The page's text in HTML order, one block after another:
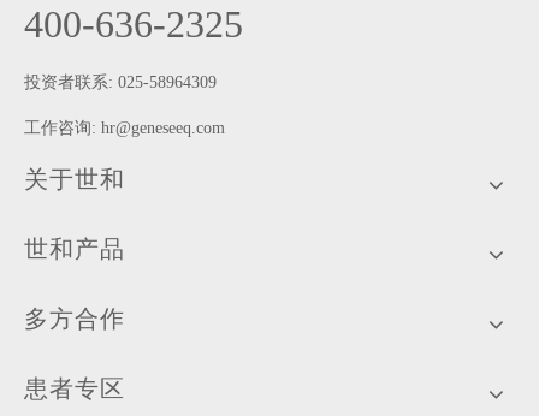
400-636-2325
投资者联系: 025-58964309
工作咨询: hr@geneseeq.com
关于世和
世和产品
多方合作
患者专区